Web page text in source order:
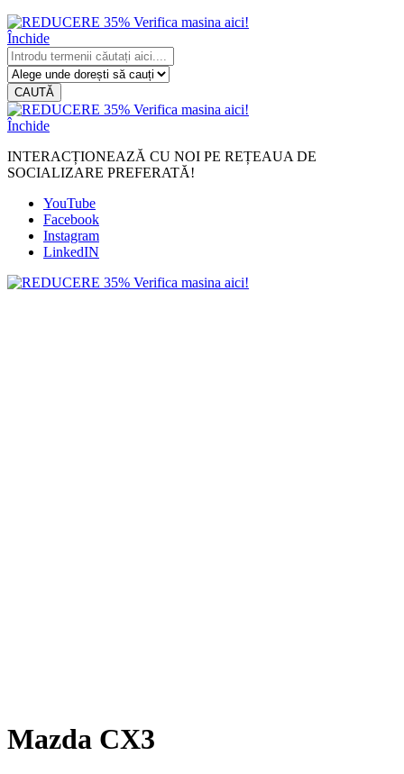
Închide
CAUTĂ
Închide
INTERACȚIONEAZĂ CU NOI PE REȚEAUA DE
SOCIALIZARE PREFERATĂ!
YouTube
Facebook
Instagram
LinkedIN
Mazda CX3